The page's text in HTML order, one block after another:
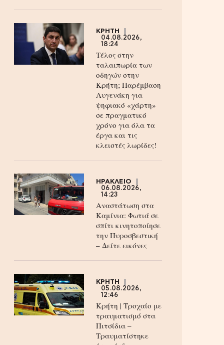
ΚΡΗΤΗ
04.08.2026,
18:24
Τέλος στην
ταλαιπωρία των
οδηγών στην
Κρήτη; Παρέμβαση
Αυγενάκη για
ψηφιακό «χάρτη»
σε πραγματικό
χρόνο για όλα τα
έργα και τις
κλειστές λωρίδες!
ΗΡΑΚΛΕΙΟ
06.08.2026,
14:23
Αναστάτωση στα
Καμίνια: Φωτιά σε
σπίτι κινητοποίησε
την Πυροσβεστική
– Δείτε εικόνες
ΚΡΗΤΗ
05.08.2026,
12:46
Κρήτη | Τροχαίο με
τραυματισμό στα
Πιτσίδια –
Τραυματίστηκε